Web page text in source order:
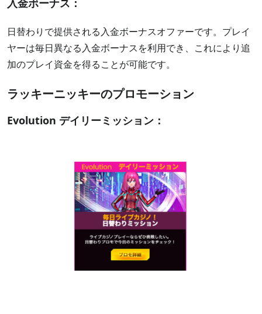
日替わりで提供される入金ボーナスオファーです。プレイ
ヤーは毎日異なる入金ボーナスを利用でき、これにより追
加のプレイ資金を得ることが可能です。
ラッキーニッキーのプロモーション
Evolution デイリーミッション：